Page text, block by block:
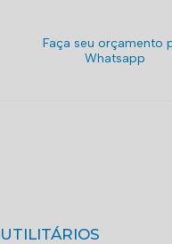
Faça seu orçamento
Whatsapp
UTILITÁRIOS